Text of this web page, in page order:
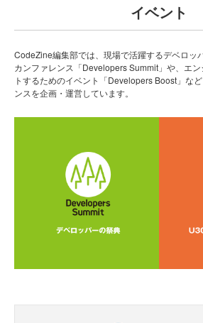
イベント
CodeZine編集部では、現場で活躍するデベロッ
カンファレンス「Developers Summit」や、エ
トするためのイベント「Developers Boost」な
ンスを企画・運営しています。